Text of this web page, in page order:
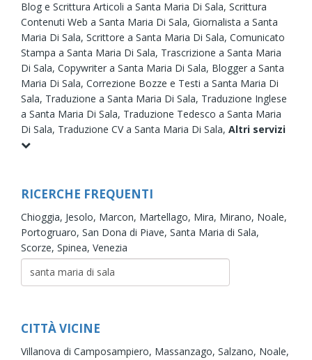
Blog e Scrittura Articoli a Santa Maria Di Sala, Scrittura
Contenuti Web a Santa Maria Di Sala, Giornalista a Santa
Maria Di Sala, Scrittore a Santa Maria Di Sala, Comunicato
Stampa a Santa Maria Di Sala, Trascrizione a Santa Maria
Di Sala, Copywriter a Santa Maria Di Sala, Blogger a Santa
Maria Di Sala, Correzione Bozze e Testi a Santa Maria Di
Sala, Traduzione a Santa Maria Di Sala, Traduzione Inglese
a Santa Maria Di Sala, Traduzione Tedesco a Santa Maria
Di Sala, Traduzione CV a Santa Maria Di Sala, Altri servizi
RICERCHE FREQUENTI
Chioggia, Jesolo, Marcon, Martellago, Mira, Mirano, Noale,
Portogruaro, San Dona di Piave, Santa Maria di Sala,
Scorze, Spinea, Venezia
CITTÀ VICINE
Villanova di Camposampiero, Massanzago, Salzano, Noale,